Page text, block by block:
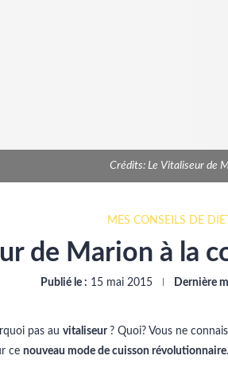
Crédits: Le Vitaliseur de
MES CONSEILS DE
de Marion à la
Publié le : 15 mai 2015 Dernière
pas au vitaliseur ? Quoi? Vous ne
ce nouveau mode de cuisson révolutionnaire